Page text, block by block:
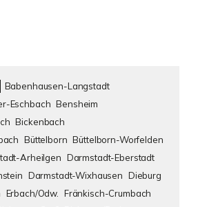
Babenhausen-Langstadt
Eschbach Bensheim
Bickenbach
Büttelborn Büttelborn-Worfelden
Arheilgen Darmstadt-Eberstadt
Darmstadt-Wixhausen Dieburg
Erbach/Odw.
Fränkisch-Crumbach